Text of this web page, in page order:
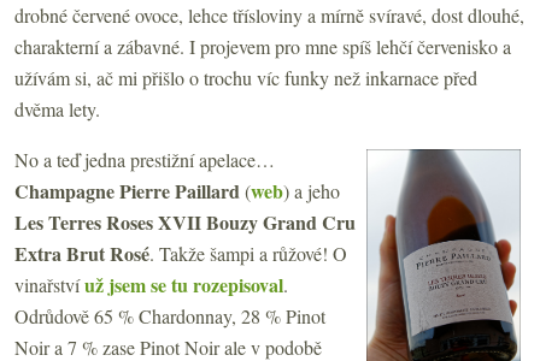
drobné červené ovoce, lehce třísloviny a mírně svíravé, dost dlouhé,
charakterní a zábavné. I projevem pro mne spíš lehčí červenisko a
užívám si, ač mi přišlo o trochu víc funky než inkarnace před
dvěma lety.
No a teď jedna prestižní apelace…
Champagne Pierre Paillard(web) a jeho
Les Terres Roses XVII Bouzy Grand Cru
Extra Brut Rosé. Takže šampi a růžové! O
vinařstvíuž jsem se tu rozepisoval.
Odrůdově 65 % Chardonnay, 28 % Pinot
Noir a 7 % zase Pinot Noir ale v podobě